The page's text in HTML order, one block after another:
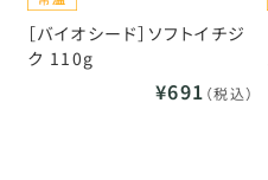
［バイオシード］ソフトイチジ
ク 110g
¥691 （税込）